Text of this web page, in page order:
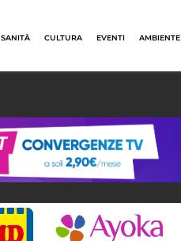
SANITÀ CULTURA EVENTI AMBIENTE